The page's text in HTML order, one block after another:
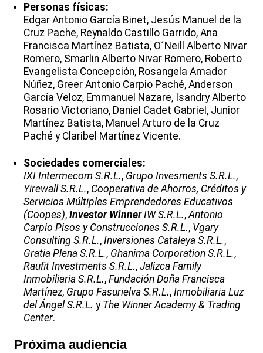
Personas físicas:
Edgar Antonio García Binet, Jesús Manuel de la
Cruz Pache, Reynaldo Castillo Garrido, Ana
Francisca Martínez Batista, O´Neill Alberto Nivar
Romero, Smarlin Alberto Nivar Romero, Roberto
Evangelista Concepción, Rosangela Amador
Núñez, Greer Antonio Carpio Paché, Anderson
García Veloz, Emmanuel Nazare, Isandry Alberto
Rosario Victoriano, Daniel Cadet Gabriel, Junior
Martínez Batista, Manuel Arturo de la Cruz
Paché y Claribel Martínez Vicente.
Sociedades comerciales:
IXI Intermecom S.R.L., Grupo Invesments S.R.L.,
Yirewall S.R.L., Cooperativa de Ahorros, Créditos y
Servicios Múltiples Emprendedores Educativos
(Coopes), Investor WinnerIW S.R.L., Antonio
Carpio Pisos y Construcciones S.R.L., Vgary
Consulting S.R.L., Inversiones Cataleya S.R.L.,
Gratia Plena S.R.L., Ghanima Corporation S.R.L.,
Raufit Investments S.R.L., Jalizca Family
Inmobiliaria S.R.L., Fundación Doña Francisca
Martínez, Grupo Fasurielva S.R.L., Inmobiliaria Luz
del Ángel S.R.L. y The Winner Academy & Trading
Center.
Próxima audiencia